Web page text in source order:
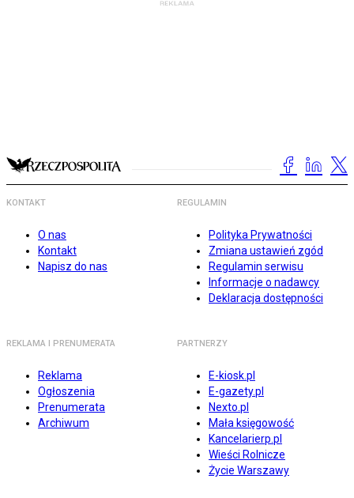
KONTAKT
O nas
Kontakt
Napisz do nas
REGULAMIN
Polityka Prywatności
Zmiana ustawień zgód
Regulamin serwisu
Informacje o nadawcy
Deklaracja dostępności
REKLAMA I PRENUMERATA
Reklama
Ogłoszenia
Prenumerata
Archiwum
PARTNERZY
E-kiosk.pl
E-gazety.pl
Nexto.pl
Mała księgowość
Kancelarierp.pl
Wieści Rolnicze
Życie Warszawy